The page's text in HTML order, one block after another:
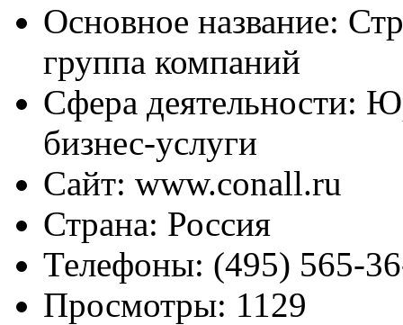
Основное название:
группа компаний
Сфера деятельности:
бизнес-услуги
Сайт: www.conall.ru
Страна: Россия
Телефоны: (495) 565-
Просмотры: 1129